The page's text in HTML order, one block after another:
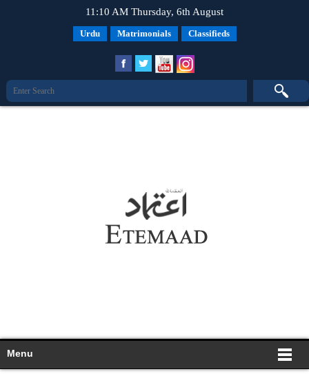
11:10 AM Thursday, 6th August
Urdu Matrimonials Classifieds
Menu